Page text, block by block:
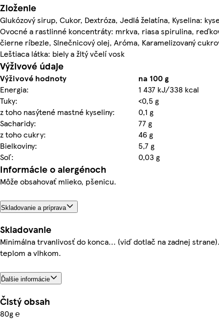
Zloženie
Glukózový sirup, Cukor, Dextróza, Jedlá želatína, Kyselina:
Ovocné a rastlinné koncentráty: mrkva, riasa spirulina,
čierne ríbezle, Slnečnicový olej, Aróma, Karamelizovaný
Leštiaca látka: biely a žltý včelí vosk
Výživové údaje
Výživové hodnoty
na 100 g
Energia:
1 437 kJ/338 kcal
Tuky:
<0,5 g
z toho nasýtené mastné kyseliny:
0,1 g
Sacharidy:
77 g
z toho cukry:
46 g
Bielkoviny:
5,7 g
Soľ:
0,03 g
Informácie o alergénoch
Môže obsahovať mlieko, pšenicu.
Skladovanie a príprava
Skladovanie
Minimálna trvanlivosť do konca... (viď dotlač na zadnej
teplom a vlhkom.
Ďalšie informácie
Čistý obsah
80g ℮